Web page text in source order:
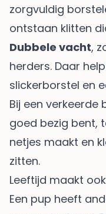
zorgvuldig
ontstaan klitten
Dubbele vacht,
herders. Daar
slickerborstel en
Bij een
goed bezig bent,
netjes maakt en
zitten.
Leeftijd maakt
Een pup heeft